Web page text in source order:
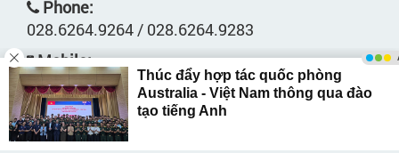
Phone:
028.6264.9264 / 028.6264.9283
Mobile:
0913.49.71.71 - 0974.906.609
Email:
support@workbank.vn